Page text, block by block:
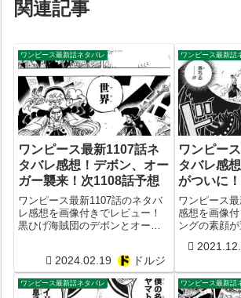
関連記事
ワンピース最新話ネタバレ
ワンピース最新1107話ネ
タバレ感想！デボン、オー
ガー襲来！次1108話予想
ワンピース最新1107話のネタバ
レ感想を画像付きでレビュー！
黒ひげ海賊団のデボンとオーガ
2024.02.19 ドルジ
ワンピース最新話
ワンピー
タバレ感
がついに
ワンピース
感想を画像
ングの素顔が
ワンピース最新話ネタバレ ワンピース最新話